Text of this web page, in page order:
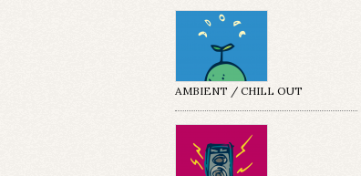
AMBIENT / CHILL OUT